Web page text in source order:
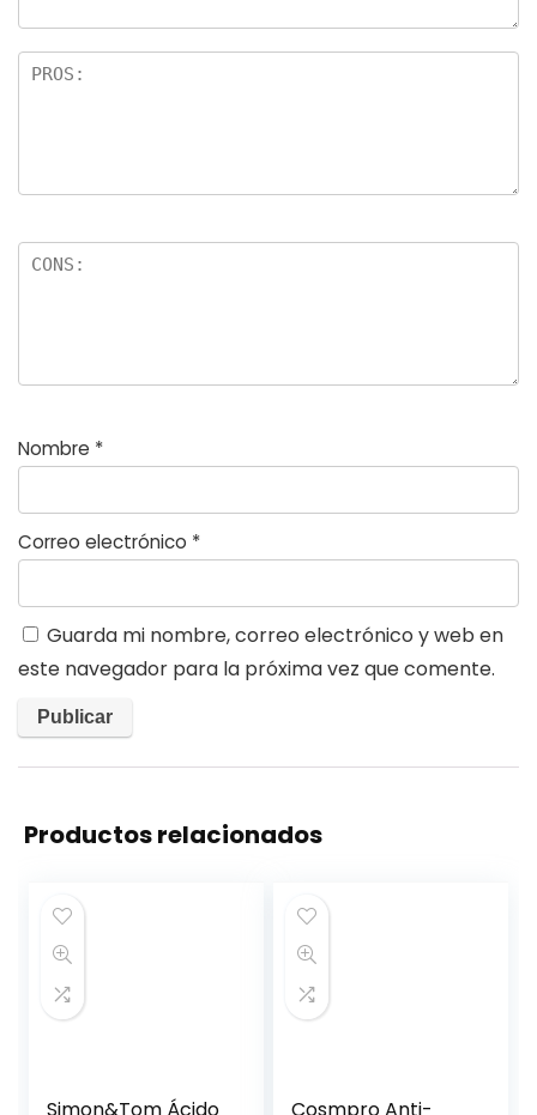
Nombre *
Correo electrónico *
Guarda mi nombre, correo electrónico y web en
este navegador para la próxima vez que comente.
Productos relacionados